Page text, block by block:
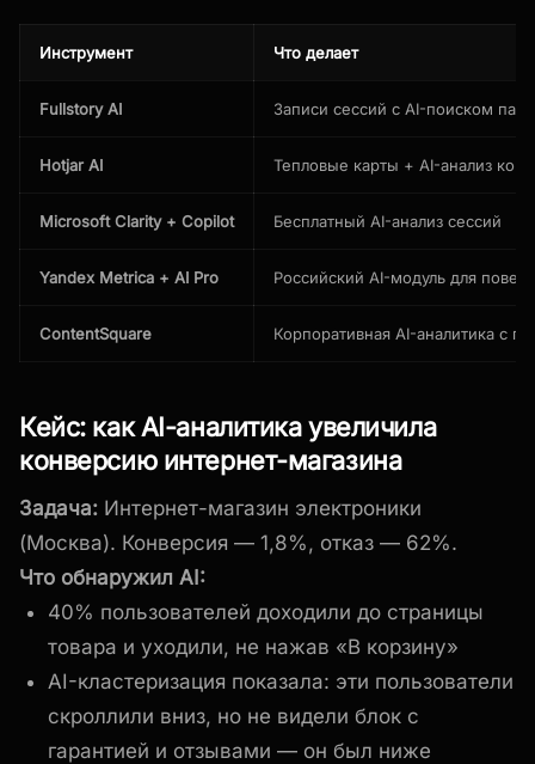
Инструмент Что делает
Fullstory AI Записи сессий с AI-поиском
Hotjar AI Тепловые карты + AI-анализ
Microsoft Clarity + Copilot Бесплатный AI-анализ сессий
Yandex Metrica + AI Pro Российский AI-модуль для
ContentSquare Корпоративная AI-аналитика с
Кейс: как AI-аналитика увеличила
конверсию интернет-магазина
Задача: Интернет-магазин электроники
(Москва). Конверсия — 1,8%, отказ — 62%.
Что обнаружил AI:
40% пользователей доходили до страницы
товара и уходили, не нажав «В корзину»
AI-кластеризация показала: эти пользователи
скроллили вниз, но не видели блок с
гарантией и отзывами — он был ниже